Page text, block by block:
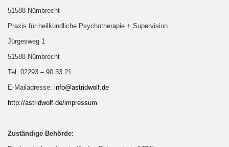
51588 Nümbrecht
Praxis für heilkundliche Psychotherapie + Supervision
Jürgesweg 1
51588 Nümbrecht
Tel. 02293 – 90 33 21
E-Mailadresse: info@astridwolf.de
http://astridwolf.de/impressum
Zuständige Behörde: